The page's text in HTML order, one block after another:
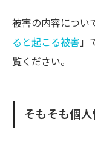
被害の内容につい
ると起こる被害 」
覧ください。
そもそも個